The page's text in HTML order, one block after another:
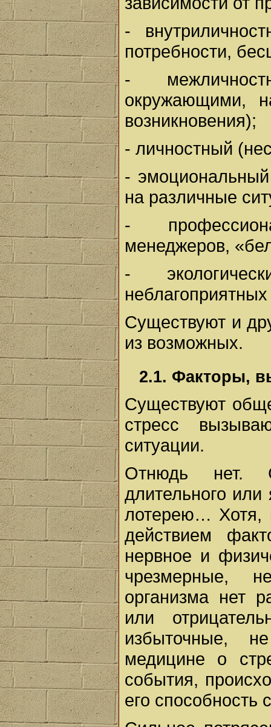
-
потребности,
-
окружающими,
возникновения);
- личностный
-
на различные
-
менеджеров,
-
Существуют и
из возможных.
2.1. Факторы,
Существуют
стресс
ситуации.
Отнюдь нет.
длительного
лотерею… Хотя,
действием
нервное и
чрезмерные,
организма нет
или
избыточные,
медицине о
события,
его способность